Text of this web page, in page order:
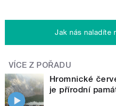
Jak nás naladíte
VÍCE Z POŘADU
Hromnické
je přírodní